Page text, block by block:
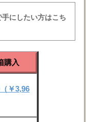
手にしたい方はこち
購入
￥3,96